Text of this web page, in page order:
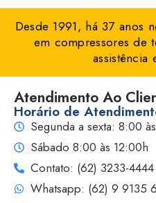
Desde 1991, há 37 anos
em compressores de
assistência
Atendimento Ao
Horário de
Segunda a sexta: 8:00
Sábado 8:00 às 12:00h
Contato: (62) 3233-4444
Whatsapp: (62) 9 9135